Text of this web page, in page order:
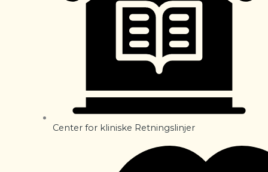
Center for kliniske Retningslinjer